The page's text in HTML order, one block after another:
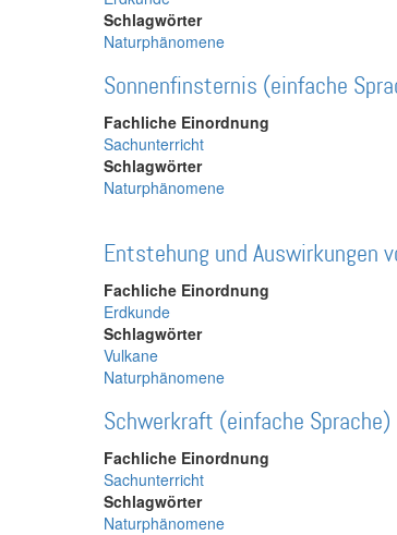
Schlagwörter
Naturphänomene
Sonnenfinsternis (einfache
Fachliche Einordnung
Sachunterricht
Schlagwörter
Naturphänomene
Entstehung und Auswirkungen
Fachliche Einordnung
Erdkunde
Schlagwörter
Vulkane
Naturphänomene
Schwerkraft (einfache Sprache)
Fachliche Einordnung
Sachunterricht
Schlagwörter
Naturphänomene